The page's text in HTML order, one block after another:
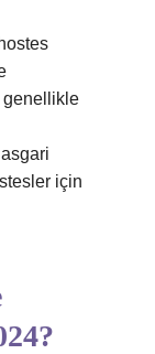
genellikle
için